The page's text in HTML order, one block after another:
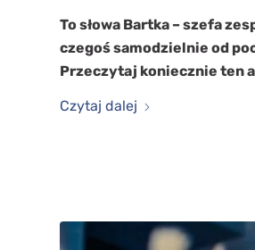
To słowa Bartka – szefa
czegoś samodzielnie od
Przeczytaj koniecznie ten
Czytaj dalej